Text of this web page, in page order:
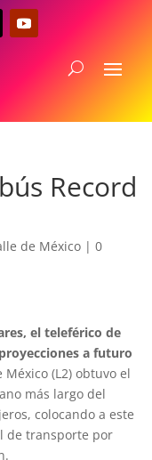
Record
de México |0
el teleférico de
a futuro
(L2) obtuvo el
más largo del
colocando a este
de transporte por